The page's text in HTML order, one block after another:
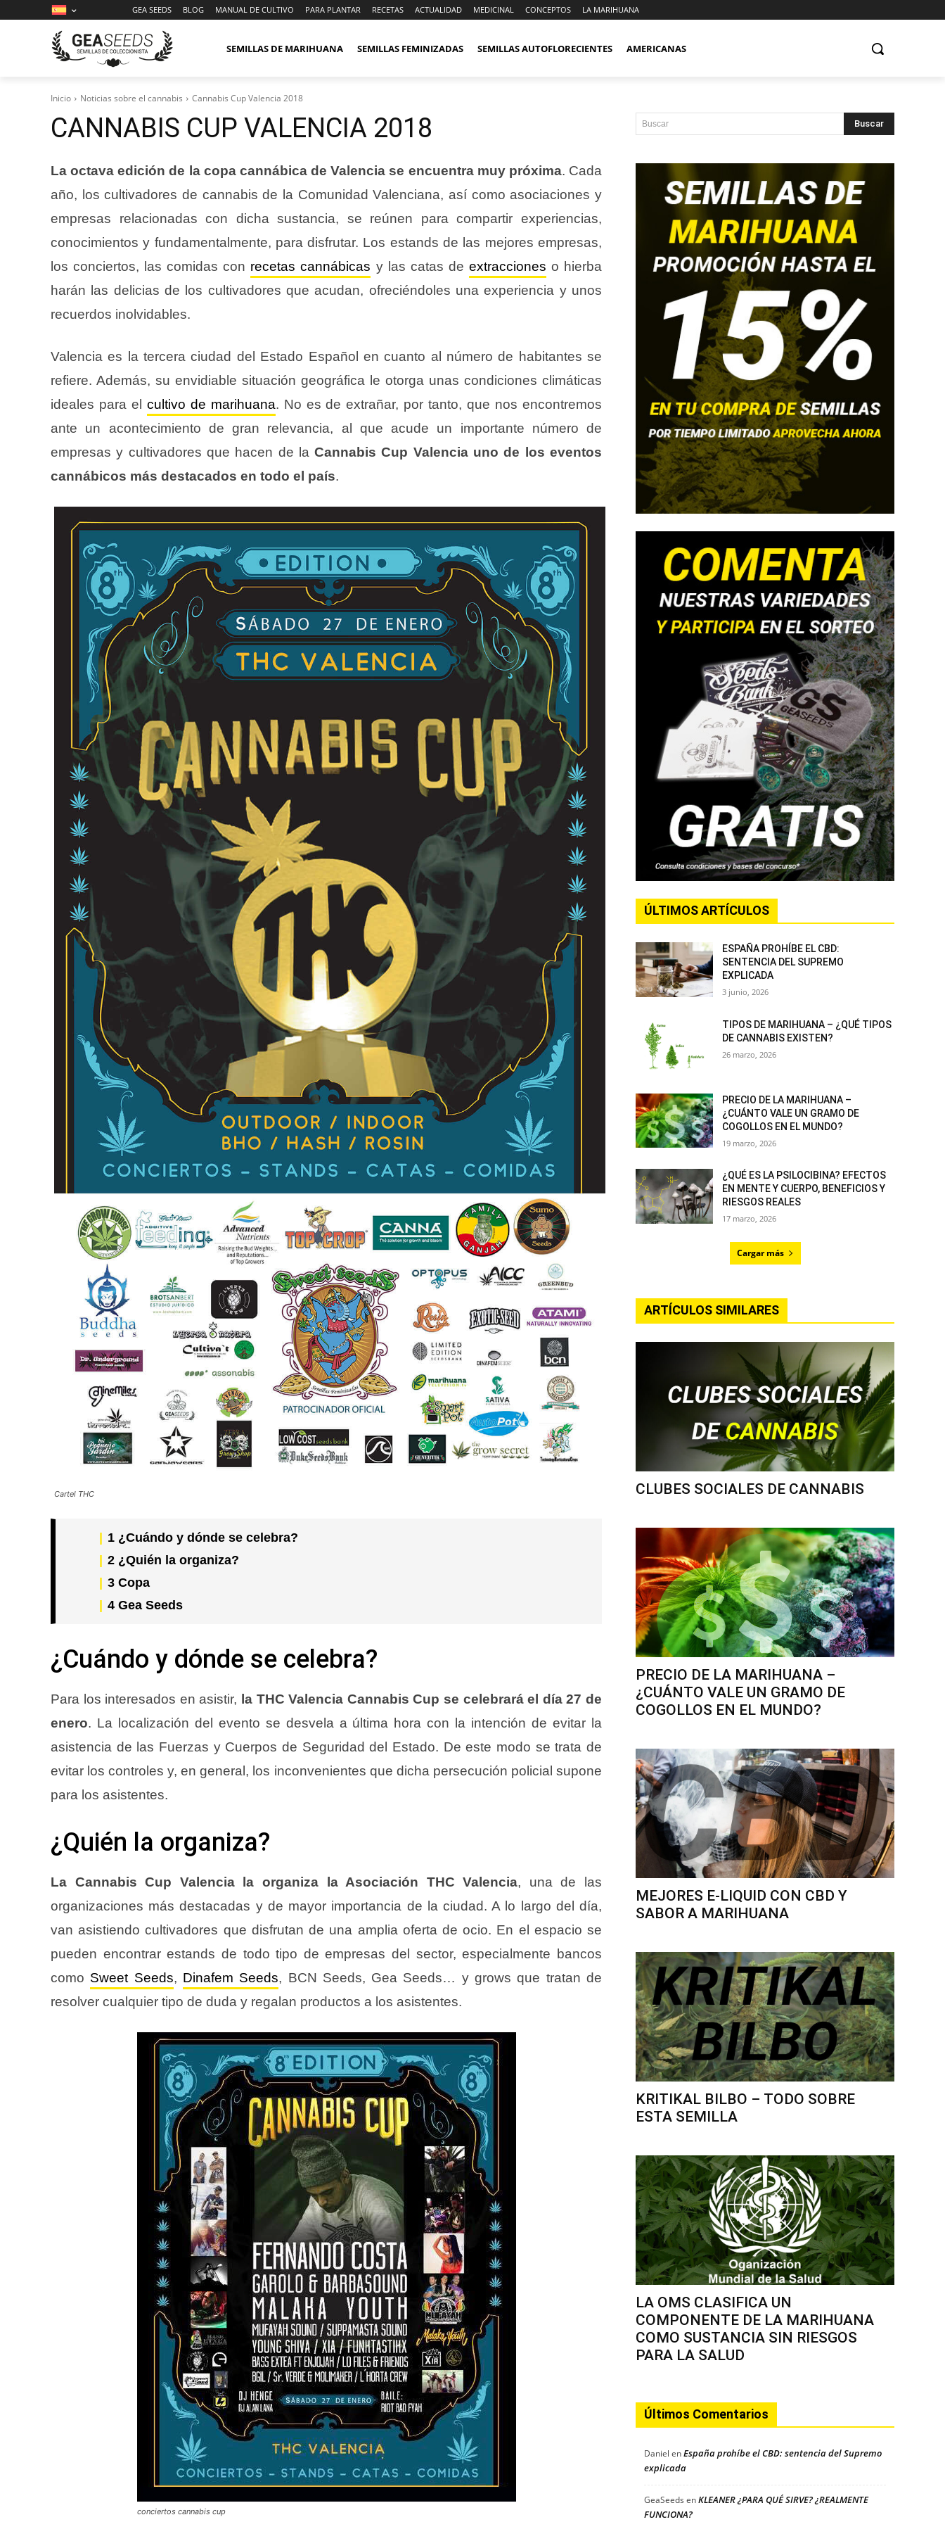
GEA SEEDS BLOG MANUAL DE CULTIVO PARA PLANTAR RECETAS ACTUALIDAD MEDICINAL CONCEPTOS LA MARIHUANA
SEMILLAS DE MARIHUANA SEMILLAS FEMINIZADAS SEMILLAS AUTOFLORECIENTES AMERICANAS
Inicio Noticias sobre el cannabis Cannabis Cup Valencia 2018
CANNABIS CUP VALENCIA 2018
La octava edición de la copa cannábica de Valencia se encuentra muy próxima. Cada
año, los cultivadores de cannabis de la Comunidad Valenciana, así como asociaciones y
empresas relacionadas con dicha sustancia, se reúnen para compartir experiencias,
conocimientos y fundamentalmente, para disfrutar. Los estands de las mejores empresas,
los conciertos, las comidas con recetas cannábicas y las catas de extracciones o hierba
harán las delicias de los cultivadores que acudan, ofreciéndoles una experiencia y unos
recuerdos inolvidables.
Valencia es la tercera ciudad del Estado Español en cuanto al número de habitantes se
refiere. Además, su envidiable situación geográfica le otorga unas condiciones climáticas
ideales para el cultivo de marihuana. No es de extrañar, por tanto, que nos encontremos
ante un acontecimiento de gran relevancia, al que acude un importante número de
empresas y cultivadores que hacen de laCannabis Cup Valencia uno de los eventos
cannábicos más destacados en todo el país.
Cartel THC
1 ¿Cuándo y dónde se celebra?
2 ¿Quién la organiza?
3 Copa
4 Gea Seeds
¿Cuándo y dónde se celebra?
Para los interesados en asistir, la THC Valencia Cannabis Cup se celebrará el día 27 de
enero. La localización del evento se desvela a última hora con la intención de evitar la
asistencia de las Fuerzas y Cuerpos de Seguridad del Estado. De este modo se trata de
evitar los controles y, en general, los inconvenientes que dicha persecución policial supone
para los asistentes.
¿Quién la organiza?
La Cannabis Cup Valencia la organiza la Asociación THC Valencia, una de las
organizaciones más destacadas y de mayor importancia de la ciudad. A lo largo del día,
van asistiendo cultivadores que disfrutan de una amplia oferta de ocio. En el espacio se
pueden encontrar estands de todo tipo de empresas del sector, especialmente bancos
como Sweet Seeds, Dinafem Seeds, BCN Seeds, Gea Seeds… y grows que tratan de
resolver cualquier tipo de duda y regalan productos a los asistentes.
conciertos cannabis cup
Buscar Buscar
ÚLTIMOS ARTÍCULOS
ESPAÑA PROHÍBE EL CBD:
SENTENCIA DEL SUPREMO
EXPLICADA
3 junio, 2026
TIPOS DE MARIHUANA – ¿QUÉ TIPOS
DE CANNABIS EXISTEN?
26 marzo, 2026
PRECIO DE LA MARIHUANA –
¿CUÁNTO VALE UN GRAMO DE
COGOLLOS EN EL MUNDO?
19 marzo, 2026
¿QUÉ ES LA PSILOCIBINA? EFECTOS
EN MENTE Y CUERPO, BENEFICIOS Y
RIESGOS REALES
17 marzo, 2026
Cargar más
ARTÍCULOS SIMILARES
CLUBES SOCIALES DE CANNABIS
PRECIO DE LA MARIHUANA –
¿CUÁNTO VALE UN GRAMO DE
COGOLLOS EN EL MUNDO?
MEJORES E-LIQUID CON CBD Y
SABOR A MARIHUANA
KRITIKAL BILBO – TODO SOBRE
ESTA SEMILLA
LA OMS CLASIFICA UN
COMPONENTE DE LA MARIHUANA
COMO SUSTANCIA SIN RIESGOS
PARA LA SALUD
Últimos Comentarios
Daniel enEspaña prohíbe el CBD: sentencia del Supremo
explicada
GeaSeeds enKLEANER ¿PARA QUÉ SIRVE? ¿REALMENTE
FUNCIONA?